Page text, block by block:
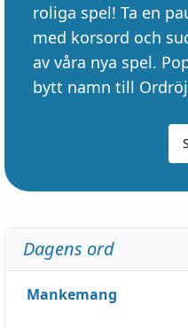
roliga spel! Ta en
med korsord och
av våra nya spel.
bytt namn till
Dagens ord
Mankemang